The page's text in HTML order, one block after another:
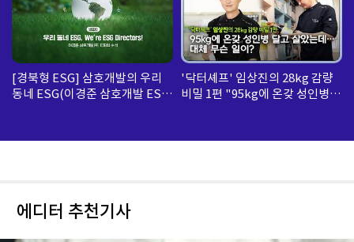
[경북형 ESG] 삼호개발의 우리
동네 ESG(이경준 삼호개발 ESG
'닥터셰프' 임상진의 28kg 감량
비밀 1편 "95kg에 온갖 성인병
에디터 추천기사